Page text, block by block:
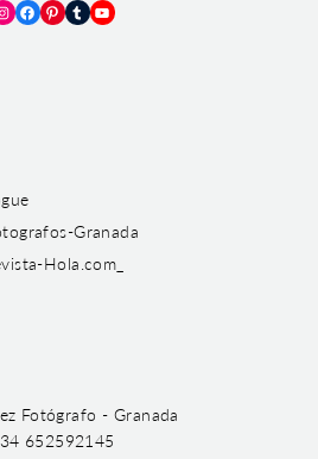
Facebook
Pinterest
TumblrYouTube
Fotógrafo - Granada
652592145